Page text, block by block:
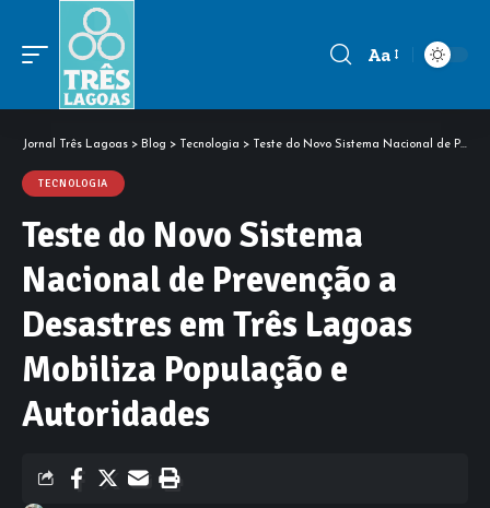
Font
Aa
Jornal Três Lagoas > Blog > Tecnologia > Teste do Novo Sistema Nacional de Prevenção a Desastres em Três Lagoas Mobiliza População e Autoridades
TECNOLOGIA
Teste do Novo Sistema
Nacional de Prevenção a
Desastres em Três Lagoas
Mobiliza População e
Autoridades